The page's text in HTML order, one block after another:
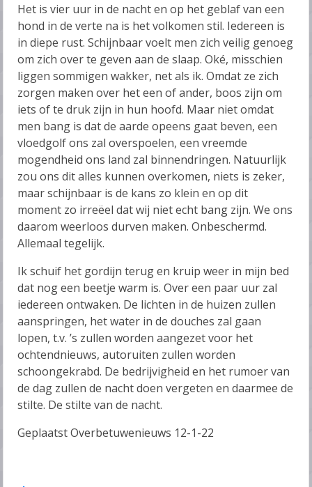
Het is vier uur in de nacht en op het geblaf van een
hond in de verte na is het volkomen stil. Iedereen is
in diepe rust. Schijnbaar voelt men zich veilig genoeg
om zich over te geven aan de slaap. Oké, misschien
liggen sommigen wakker, net als ik. Omdat ze zich
zorgen maken over het een of ander, boos zijn om
iets of te druk zijn in hun hoofd. Maar niet omdat
men bang is dat de aarde opeens gaat beven, een
vloedgolf ons zal overspoelen, een vreemde
mogendheid ons land zal binnendringen. Natuurlijk
zou ons dit alles kunnen overkomen, niets is zeker,
maar schijnbaar is de kans zo klein en op dit
moment zo irreëel dat wij niet echt bang zijn. We ons
daarom weerloos durven maken. Onbeschermd.
Allemaal tegelijk.
Ik schuif het gordijn terug en kruip weer in mijn bed
dat nog een beetje warm is. Over een paar uur zal
iedereen ontwaken. De lichten in de huizen zullen
aanspringen, het water in de douches zal gaan
lopen, t.v. ’s zullen worden aangezet voor het
ochtendnieuws, autoruiten zullen worden
schoongekrabd. De bedrijvigheid en het rumoer van
de dag zullen de nacht doen vergeten en daarmee de
stilte. De stilte van de nacht.
Geplaatst Overbetuwenieuws 12-1-22